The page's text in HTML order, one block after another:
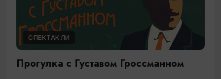
СПЕКТАКЛИ
Прогулка с Густавом Гроссманном